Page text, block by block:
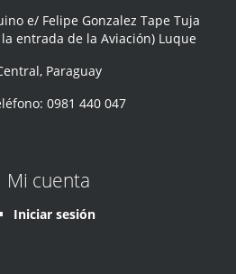
e/ Felipe Gonzalez Tape Tuja
entrada de la Aviación) Luque
, Paraguay
:0981 440 047
Mi cuenta
Iniciar sesión